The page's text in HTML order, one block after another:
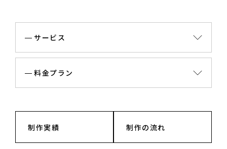
サービス
料金プラン
制作実績 制作の流れ